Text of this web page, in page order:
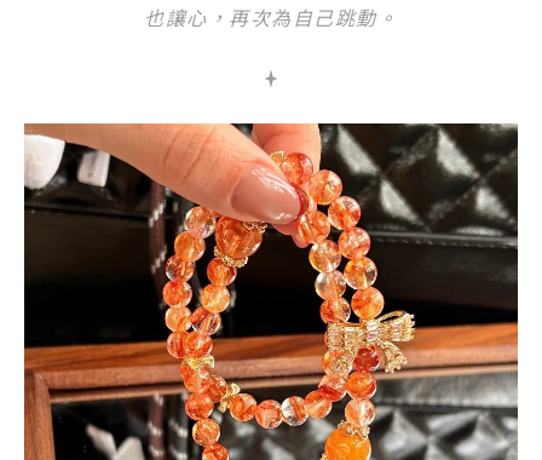
也讓心，再次為自己跳動。